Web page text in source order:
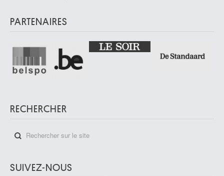
PARTENAIRES
RECHERCHER
SUIVEZ-NOUS